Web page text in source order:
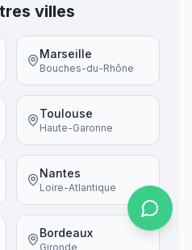
villes
Marseille
Bouches-du-Rhône
Toulouse
Haute-Garonne
Nantes
Loire-Atlantique
Bordeaux
Gironde